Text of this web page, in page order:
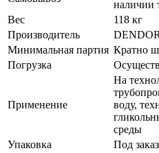
наличии
Вес
118 кг
Производитель
DENDOR
Минимальная партия Кратно
Погрузка
Применение
На
воду,
среды
Упаковка
Под заказ